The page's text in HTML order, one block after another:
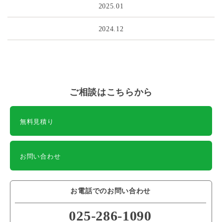
2025.01
2024.12
ご相談はこちらから
無料見積り
お問い合わせ
お電話でのお問い合わせ
025-286-1090